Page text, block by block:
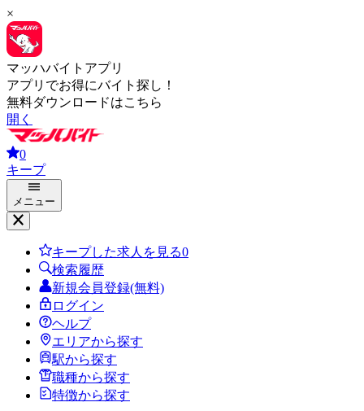
×
マッハバイトアプリ
アプリでお得にバイト探し！
無料ダウンロードはこちら
開く
0
キープ
メニュー
キープした求人を見る0
検索履歴
新規会員登録(無料)
ログイン
ヘルプ
エリアから探す
駅から探す
職種から探す
特徴から探す